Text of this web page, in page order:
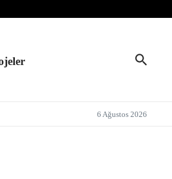
6 Ağustos 2026